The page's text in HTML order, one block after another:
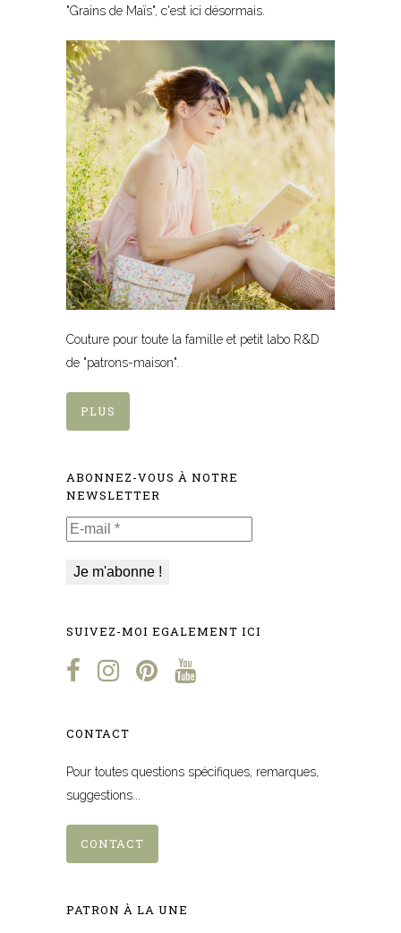
"Grains de Maïs", c'est ici désormais.
Couture pour toute la famille et petit labo R&D
de "patrons-maison".
PLUS
ABONNEZ-VOUS À NOTRE
NEWSLETTER
E-
mail
SUIVEZ-MOI EGALEMENT ICI
CONTACT
Pour toutes questions spécifiques, remarques,
suggestions...
CONTACT
PATRON À LA UNE